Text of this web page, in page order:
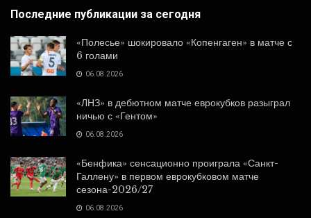
Последние публикации за сегодня
«Полесье» шокировало «Копенгаген» в матче с
6 голами
06.08.2026
«ЛНЗ» в дебютном матче еврокубков разыграл
ничью с «Гентом»
06.08.2026
«Бенфика» сенсационно проиграла «Санкт-
Галлену» в первом еврокубковом матче
сезона-2026/27
06.08.2026